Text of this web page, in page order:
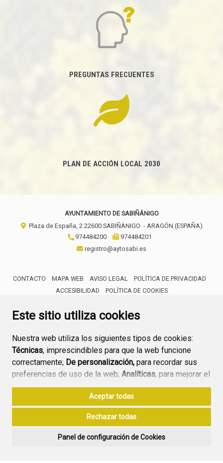
Este sitio utiliza cookies
Nuestra web utiliza los siguientes tipos de cookies:
Técnicas, imprescindibles para que la web funcione
correctamente; De personalización, para recordar sus
preferencias de uso de la web; Analíticas, para mejorar el
funcionamiento de la web y sus servicios.
Si acepta pulsando el botón“Aceptar todas”
consideramos que acepta su uso. Si pulsa el botón
ninguna acción, se guardarán las cookies técnicas
Aceptar todas
Rechazar todas
Panel de configuración de Cookies
PREGUNTAS FRECUENTES
PLAN DE ACCIÓN LOCAL 2030
AYUNTAMIENTO DE SABIÑÁNIGO
Plaza de España, 2 22600 SABIÑÁNIGO - ARAGÓN (ESPAÑA)
974484200
974484201
registro@aytosabi.es
CONTACTO MAPA WEB AVISO LEGAL
POLÍTICA DE PRIVACIDAD
ACCESIBILIDAD
POLÍTICA DE COOKIES